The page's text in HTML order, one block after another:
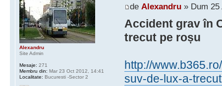
de Alexandru» Dum 25
Accident grav în
trecut pe roșu
http://
suv-de-lux-a-
Alexandru
Site Admin
Mesaje: 271
Membru din: Mar 23 Oct 2012, 14:41
Localitate: Bucuresti -Sector 2